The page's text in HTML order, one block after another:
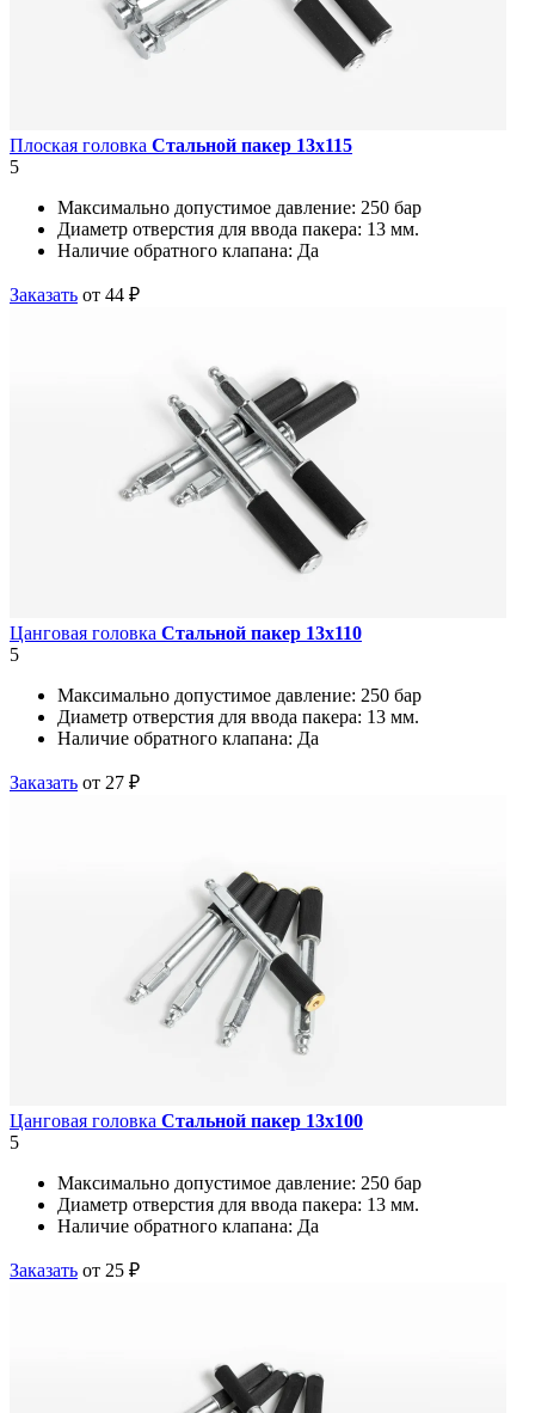
Плоская головка Стальной пакер 13х115
5
Максимально допустимое давление: 250 бар
Диаметр отверстия для ввода пакера: 13 мм.
Наличие обратного клапана: Да
Заказать от 44 ₽
Цанговая головка Стальной пакер 13х110
5
Максимально допустимое давление: 250 бар
Диаметр отверстия для ввода пакера: 13 мм.
Наличие обратного клапана: Да
Заказать от 27 ₽
Цанговая головка Стальной пакер 13х100
5
Максимально допустимое давление: 250 бар
Диаметр отверстия для ввода пакера: 13 мм.
Наличие обратного клапана: Да
Заказать от 25 ₽